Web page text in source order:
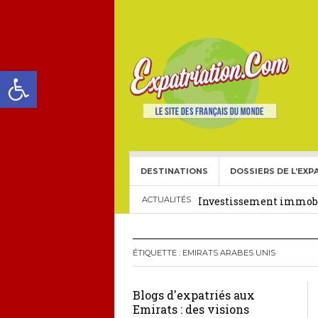
Ouvrir la barre d’outils
DESTINATIONS DOSSIERS DE
ACTUALITÉS
Choisir une école
Investissement
Crédit Immobilier pour
Le visa américain Gold
Héritage pour Français
ÉTIQUETTE : EMIRATS ARABES UNIS
Blogs d'expatriés aux
Emirats : des visions